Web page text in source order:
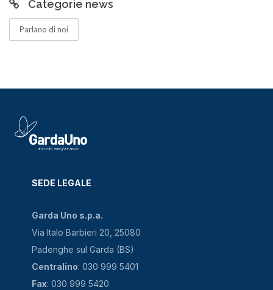
Categorie news
Parlano di noi
SEDE LEGALE
Garda Uno s.p.a.
Via Italo Barbieri 20, 25080
Padenghe sul Garda (BS)
Centralino: 030 999 5401
Fax: 030 999 5420